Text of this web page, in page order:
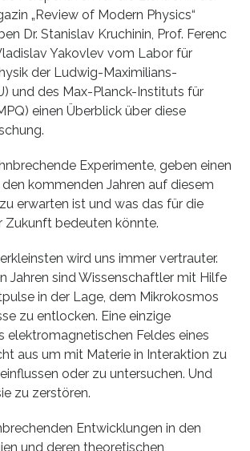
„Review of Modern Physics“
Dr. Stanislav Kruchinin, Prof. Ferenc
Yakovlev vom Labor für
der Ludwig-Maximilians-
und des Max-Planck-Instituts für
einen Überblick über diese
Experimente, geben einen
kommenden Jahren auf diesem
erwarten ist und was das für die
Zukunft bedeuten könnte.
wird uns immer vertrauter.
Jahren sind Wissenschaftler mit Hilfe
in der Lage, dem Mikrokosmos
zu entlocken. Eine einzige
elektromagnetischen Feldes eines
aus um mit Materie in Interaktion zu
oder zu untersuchen. Und
zu zerstören.
Entwicklungen in den
und deren theoretischen